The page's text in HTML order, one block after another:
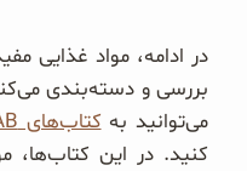
در ادامه، مواد غذایی
بررسی و دسته‌بندی
می‌توانید بهکتاب‌های OAB
کنید. در این کتاب‌ها،